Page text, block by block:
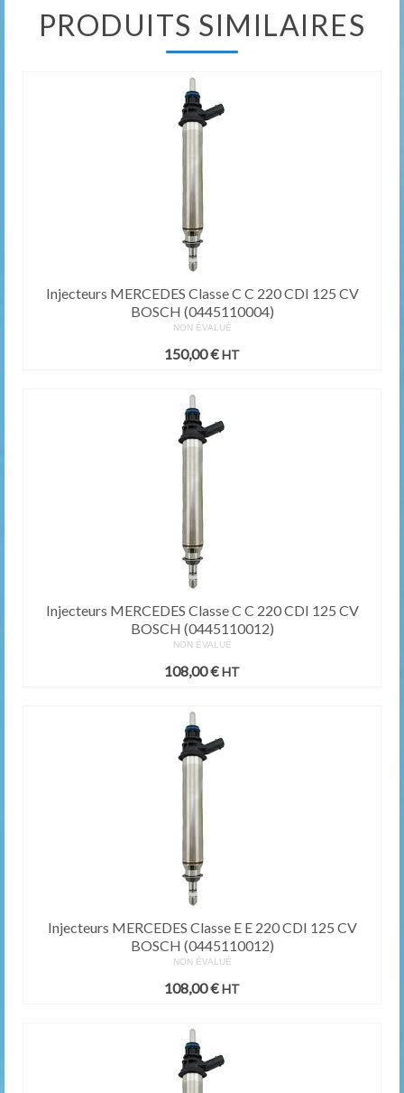
PRODUITS SIMILAIRES
Injecteurs MERCEDES Classe C C 220 CDI 125 CV
BOSCH (0445110004)
NON ÉVALUÉ
150,00€ HT
Injecteurs MERCEDES Classe C C 220 CDI 125 CV
BOSCH (0445110012)
NON ÉVALUÉ
108,00€ HT
Injecteurs MERCEDES Classe E E 220 CDI 125 CV
BOSCH (0445110012)
NON ÉVALUÉ
108,00€ HT